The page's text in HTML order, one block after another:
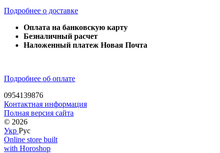
Подробнее о доставке
Оплата на банковскую карту
Безналичный расчет
Наложенный платеж Новая Почта
Подробнее об оплате
0954139876
Контактная информация
Полная версия сайта
© 2026
Укр Рус
Online store built
with Horoshop